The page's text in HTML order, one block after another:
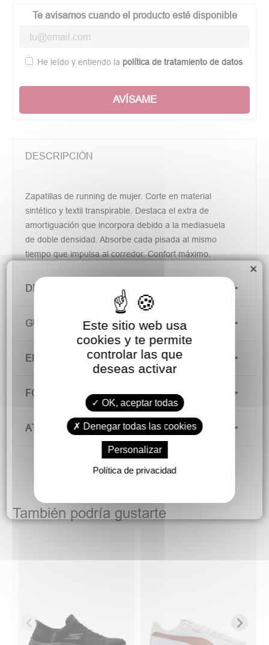
Te avisamos cuando el producto esté disponible
He leído y entiendo la política de tratamiento de datos
AVÍSAME
DESCRIPCIÓN
Zapatillas de running de mujer. Corte en material
sintético y textil transpirable. Destaca el extra de
amortiguación que incorpora debido a la mediasuela
de doble densidad. Absorbe cada pisada al mismo
tiempo que impulsa al corredor. Confort máximo.
DETALLES DEL PRODUCTO
GUÍA DE TALLAS
ENVÍOS Y DEVOLUCIONES
FORMAS DE PAGO
ATENCIÓN AL CLIENTE
También podría gustarte
×
Este sitio web usa
cookies y te permite
controlar las que
deseas activar
OK, aceptar todas
Denegar todas las cookies
Personalizar
Política de privacidad